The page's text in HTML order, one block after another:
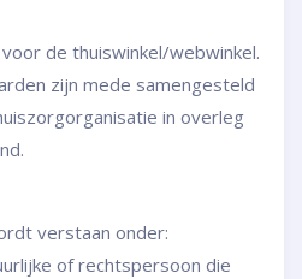
de thuiswinkel/webwinkel.
zijn mede samengesteld
in overleg
verstaan onder:
of rechtspersoon die